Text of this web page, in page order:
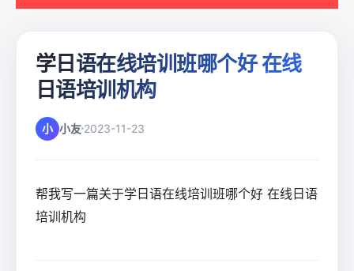
学日语在线培训班哪个好 在线
日语培训机构
小 小友 2023-11-23
帮我写一篇关于学日语在线培训班哪个好 在线日语
培训机构